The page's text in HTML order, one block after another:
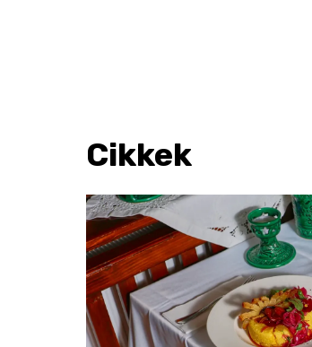
Cikkek